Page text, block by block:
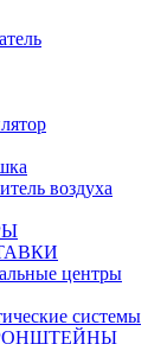
воздуха
центры
системы